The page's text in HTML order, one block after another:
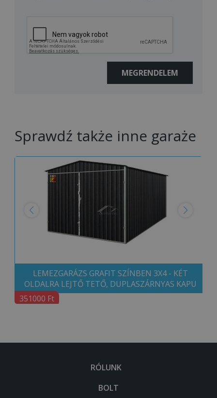
Sprawdź także inne garaże
LEMEZGARÁZS GRAFIT SZÍNBEN 3X4 - KÉT
OLDALRA LEJTŐ TETŐ, DUPLASZÁRNYAS KAPU
351000 Ft
RÓLUNK
BOLT